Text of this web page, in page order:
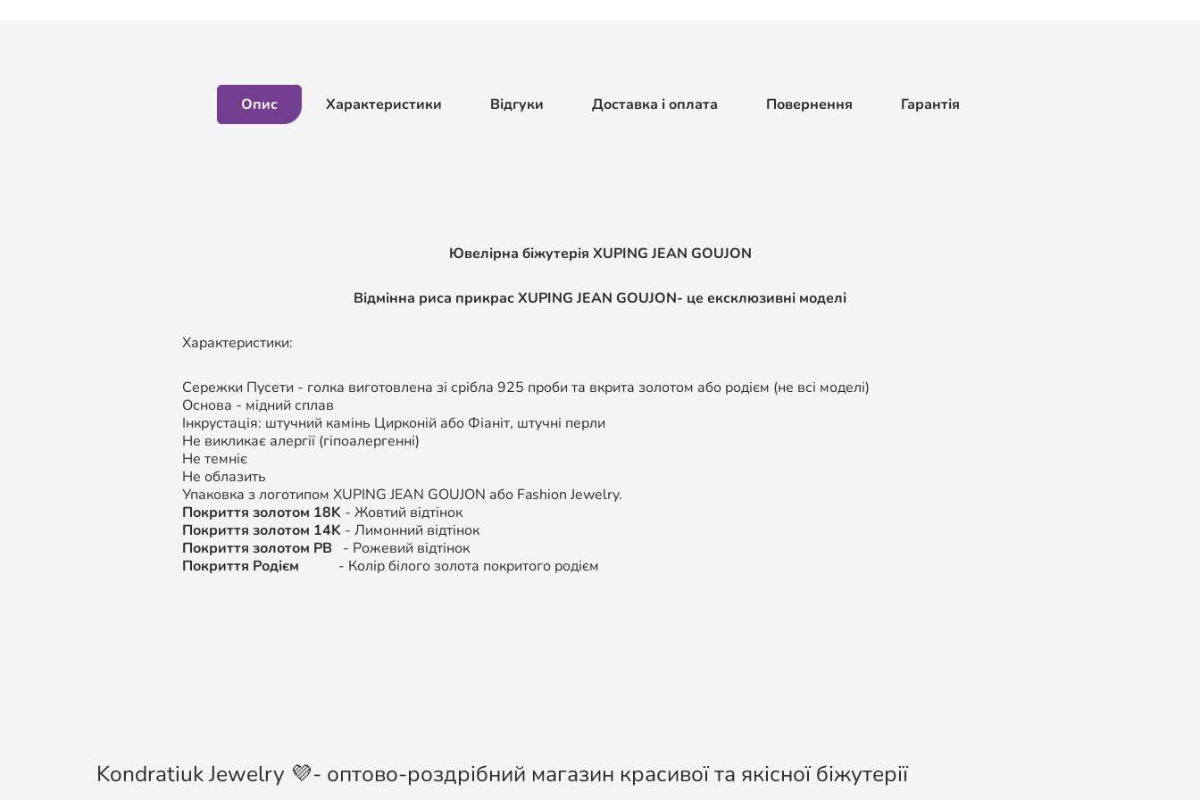
Опис Характеристики Відгуки Доставка і оплата Повернення Гарантія
Ювелірна біжутерія XUPING JEAN GOUJON
Відмінна риса прикрас XUPING JEAN GOUJON- це ексклюзивні моделі
Характеристики:
Сережки Пусети - голка виготовлена зі срібла 925 проби та вкрита золотом або родієм (не всі моделі)
Основа - мідний сплав
Інкрустація: штучний камінь Цирконій або Фіаніт, штучні перли
Не викликає алергії (гіпоалергенні)
Не темніє
Не облазить
Упаковка з логотипом XUPING JEAN GOUJON або Fashion Jewelry.
Покриття золотом 18K - Жовтий відтінок
Покриття золотом 14K - Лимонний відтінок
Покриття золотом РВ - Рожевий відтінок
Покриття Родієм - Колір білого золота покритого родієм
Kondratiuk Jewelry 💜- оптово-роздрібний магазин красивої та якісної біжутерії